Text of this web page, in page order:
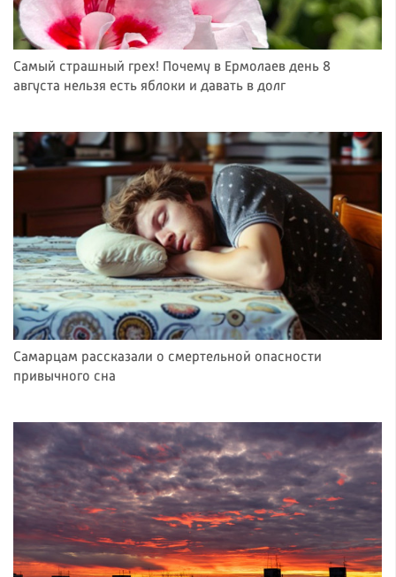
Самый страшный грех! Почему в Ермолаев день 8
августа нельзя есть яблоки и давать в долг
Самарцам рассказали о смертельной опасности
привычного сна